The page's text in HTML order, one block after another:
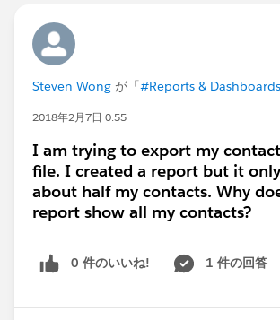
Steven Wong が「#Reports & Dashboards
2018年2月7日 0:55
I am trying to export my
file. I created a report but it
about half my contacts. Why
report show all my contacts?
0 件のいいね! 1 件の回答